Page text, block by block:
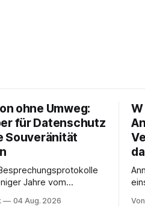
ohne Umweg:
für Datenschutz
Souveränität
Jahre vom
zeichnet auf,
04 Aug. 2026